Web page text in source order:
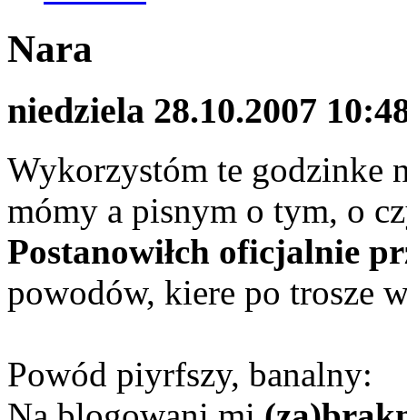
Nara
niedziela 28.10.2007
Wykorzystóm te godzinke
mómy a pisnym o tym, o
Postanowiłch oficjalnie
powodów, kiere po trosze
Powód piyrfszy, banalny: